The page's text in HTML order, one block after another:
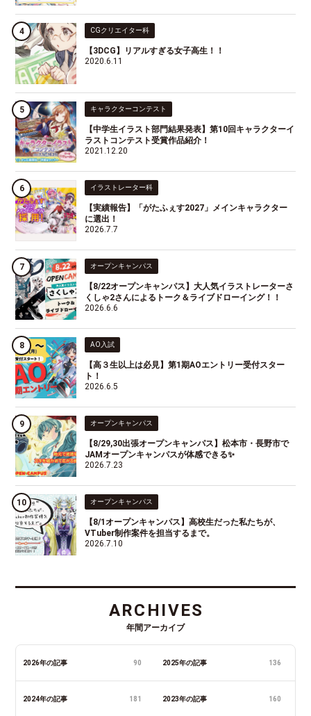
CGクリエイター科
【3DCG】リアルすぎる女子高生！！
2020.6.11
キャラクターコンテスト
【中学生イラスト部門結果発表】第10回キャラクターイ
ラストコンテスト受賞作品紹介！
2021.12.20
イラストレーター科
【実績報告】「がたふぇす2027」メインキャラクター
に選出！
2026.7.7
オープンキャンパス
【8/22オープンキャンパス】大人気イラストレーターさ
くしゃ2さんによるトーク＆ライブドローイング！！
2026.6.6
AO入試
【高３生以上は必見】第1期AOエントリー受付スター
ト！
2026.6.5
オープンキャンパス
【8/29,30出張オープンキャンパス】松本市・長野市で
JAMオープンキャンパスが体感できる✨
2026.7.23
オープンキャンパス
【8/1オープンキャンパス】高校生だった私たちが、
VTuber制作案件を担当するまで。
2026.7.10
ARCHIVES
年間アーカイブ
2026年の記事 90 2025年の記事 136
2024年の記事 181 2023年の記事 160